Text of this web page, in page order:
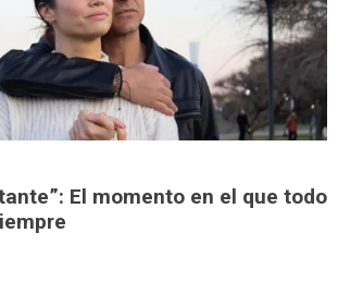
El momento en el que todo